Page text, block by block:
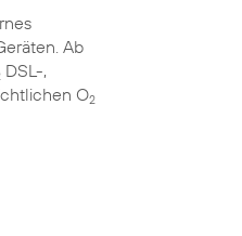
Ab
DSL-,
O2